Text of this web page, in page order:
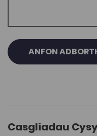
ANFON
Casgliadau